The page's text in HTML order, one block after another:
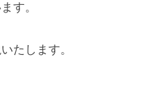
す。
たします。